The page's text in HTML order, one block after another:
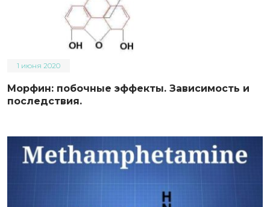
1 июня 2020
Морфин: побочные эффекты. Зависимость и
последствия.